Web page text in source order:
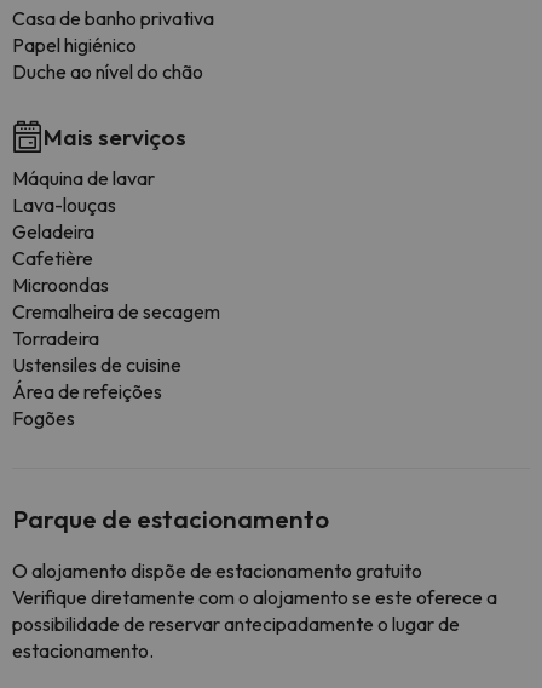
Casa de banho privativa
Papel higiénico
Duche ao nível do chão
Mais serviços
Máquina de lavar
Lava-louças
Geladeira
Cafetière
Microondas
Cremalheira de secagem
Torradeira
Ustensiles de cuisine
Área de refeições
Fogões
Parque de estacionamento
O alojamento dispõe de estacionamento gratuito
Verifique diretamente com o alojamento se este oferece a
possibilidade de reservar antecipadamente o lugar de
estacionamento.